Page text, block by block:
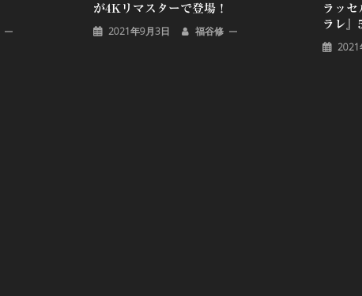
が4Kリマスターで登場！
2021年9月3日 福谷修
ラッセ
ラレ』
2021